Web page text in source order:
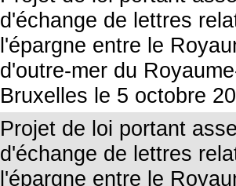
d'échange de lettres
l'épargne entre le
d'outre-mer du
Bruxelles le 5 octobre
Projet de loi portant
d'échange de lettres
l'épargne entre le